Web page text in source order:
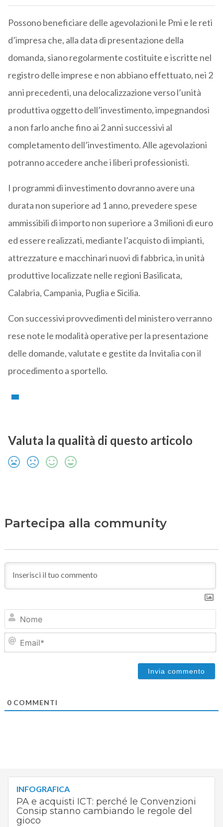
Possono beneficiare delle agevolazioni le Pmi e le reti
d’impresa che, alla data di presentazione della
domanda, siano regolarmente costituite e iscritte nel
registro delle imprese e non abbiano effettuato, nei 2
anni precedenti, una delocalizzazione verso l’unità
produttiva oggetto dell’investimento, impegnandosi
a non farlo anche fino ai 2 anni successivi al
completamento dell’investimento. Alle agevolazioni
potranno accedere anche i liberi professionisti.
I programmi di investimento dovranno avere una
durata non superiore ad 1 anno, prevedere spese
ammissibili di importo non superiore a 3 milioni di euro
ed essere realizzati, mediante l’acquisto di impianti,
attrezzature e macchinari nuovi di fabbrica, in unità
produttive localizzate nelle regioni Basilicata,
Calabria, Campania, Puglia e Sicilia.
Con successivi provvedimenti del ministero verranno
rese note le modalità operative per la presentazione
delle domande, valutate e gestite da Invitalia con il
procedimento a sportello.
Valuta la qualità di questo articolo
Partecipa alla community
0COMMENTI
INFOGRAFICA
PA e acquisti ICT: perché le Convenzioni
Consip stanno cambiando le regole del
gioco